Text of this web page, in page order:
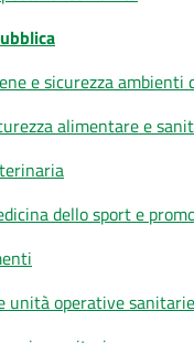
e sicurezza ambienti
alimentare e
dello sport e
unità operative sanitarie